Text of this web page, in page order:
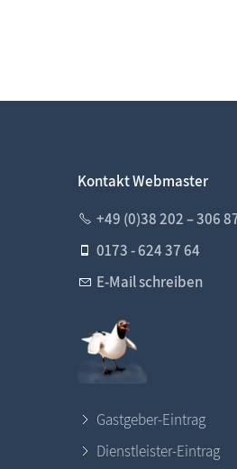
Kontakt Webmaster
+49 (0)38 202 – 306
0173 - 624 37 64
E-Mail schreiben
Gastgeber-Eintrag
Dienstleister-Eintrag